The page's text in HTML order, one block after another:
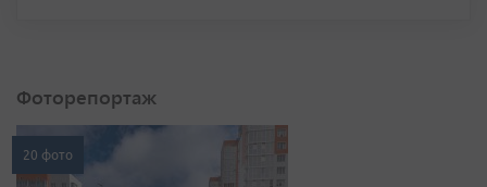
Фоторепортаж
20 фото